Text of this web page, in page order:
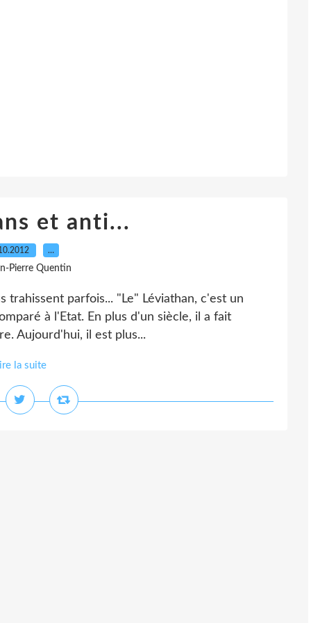
et anti...
…
Pierre Quentin
trahissent parfois... "Le" Léviathan, c'est un
à l'Etat. En plus d'un siècle, il a fait
Aujourd'hui, il est plus...
la suite